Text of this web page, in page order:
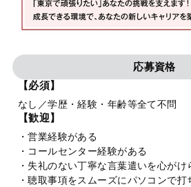
応募資格
【必須】
なし／学歴・経験・年齢等全て不問
【歓迎】
・営業経験がある
・コールセンター経験がある
・失礼のない丁寧な言葉遣いを心がけ
・聴取事項をスムーズにパソコンで打